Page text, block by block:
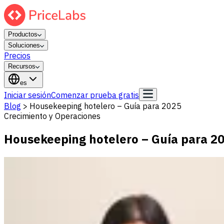
Productos
Soluciones
Precios
Recursos
es
Iniciar sesiónComenzar prueba gratis
Blog > Housekeeping hotelero – Guía para 2025
Crecimiento y Operaciones
Housekeeping hotelero – Guía para